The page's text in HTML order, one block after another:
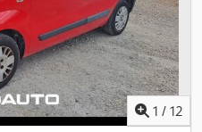
1 / 12